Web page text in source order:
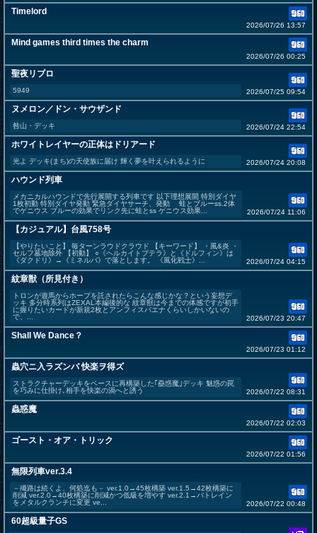
Timelord
2026/07/26 13:57
Mind games third times the charm
2026/07/26 00:25
聖夜リブロ
5949 2026/07/25 09:54
ヌメロン／ドン・サウザンド
咎山・デッキ 2026/07/24 22:54
ホワイトレイヤーの正体はドリアード
光よ デッキ(まち)の天使族に届け 輝く夢を叶えられるように 2026/07/24 20:08
ハウンド列車
メカニカルハウンドで先行展開する列車です 以下理想展開 特別ダイヤ
1枚初動 特別ダイヤ発動 緊急ダイヤサーチ、発動 蛙とブルーss.2体
でゲニウス ブルーの効果でリンク先に蛙とss ゲニウス効果...
2026/07/24 11:06
【カジュアル】台風758号
【やりたいこと】 毎ターンラウドクラウド 【キーワード】 ・風&炎 ・
セルフ墓地除外 【初動】 ○《ヘルカイトプテラ》と《ドルフィン》は
《ダクドリ》→《ミネルバ》で落とします。 《風化戦士》...
2026/07/24 04:15
紋章獣（所見付き）
トロンが遊馬からホープを託されたらこんな感じかな？という妄想デ
ッキ 多分時系列はZEXAL本編後的な 紋章獣は今までの体感ですが初手
に握りたいカードが新規2枚とアンフィスバエナくらいしかいないの
で、...
2026/07/23 20:47
Shall We Dance？
2026/07/23 01:12
蟲穴ニ入ラズンバ 快楽ヲ得ズ
ストラクチャーデッキをベースに再構築した｢蠱惑魔｣デッキ 魅惑の罠
を巧みに仕掛け､相手を快楽の渦へと誘う
2026/07/22 08:31
蟲惑魔
2026/07/22 02:03
ゴースト・オア・トリック
2026/07/22 01:56
無限列車ver.3.4
－殱路は続くよ、何処迄も－ ver.1.0→45枚構築 ver.1.5→42枚構築に
削減 ver.2.0→40枚構築に削減かつ低級を増やす ver.2.1→バトレイン
をメタルクランチに変更 ve...
2026/07/22 00:48
60超級量子GS